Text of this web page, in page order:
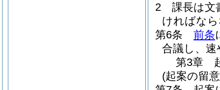
2
課長は文
ければな
第6条
前条
合議し、
第3章
(起案の留